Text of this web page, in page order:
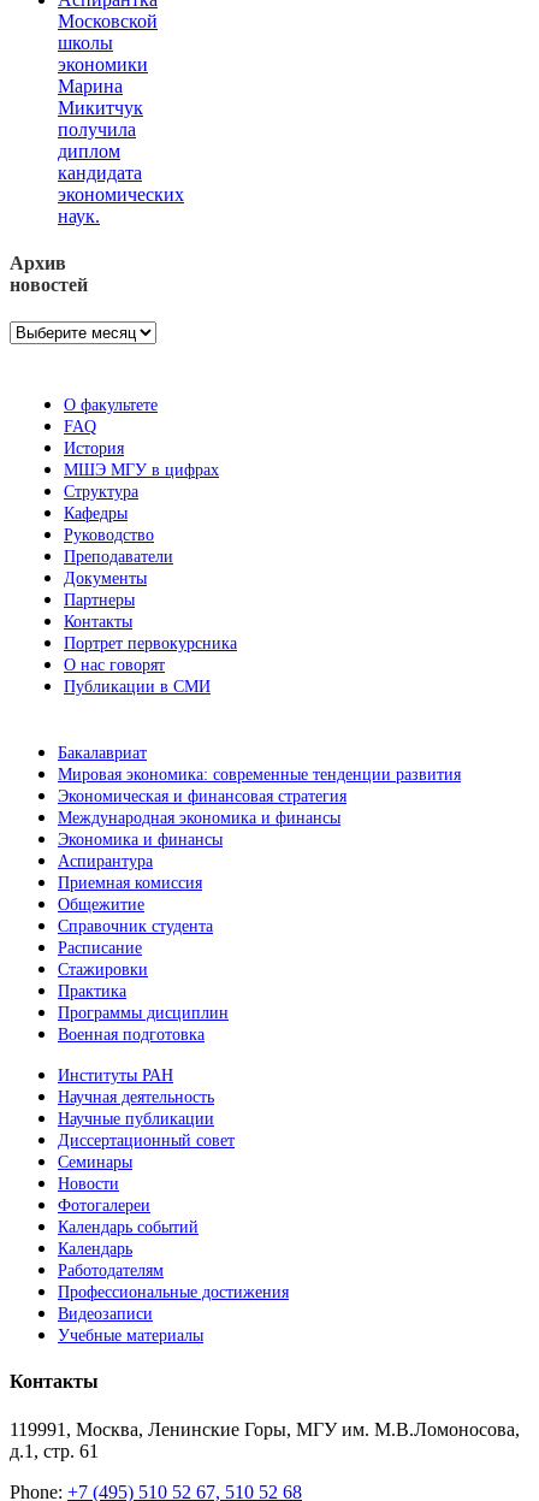
Московской
школы
экономики
Марина
Микитчук
получила
диплом
кандидата
экономических
наук.
Архив
новостей
Архив
О факультете
FAQ
История
МШЭ МГУ в цифрах
Структура
Кафедры
Руководство
Преподаватели
Документы
Партнеры
Контакты
Портрет первокурсника
О нас говорят
Публикации в СМИ
Бакалавриат
Мировая экономика: современные тенденции развития
Экономическая и финансовая стратегия
Международная экономика и финансы
Экономика и финансы
Аспирантура
Приемная комиссия
Общежитие
Справочник студента
Расписание
Стажировки
Практика
Программы дисциплин
Военная подготовка
Институты РАН
Научная деятельность
Научные публикации
Диссертационный совет
Семинары
Новости
Фотогалереи
Календарь событий
Календарь
Работодателям
Профессиональные достижения
Видеозаписи
Учебные материалы
Контакты
119991, Москва, Ленинские Горы, МГУ им. М.В.Ломоносова,
д.1, стр. 61
Phone: +7 (495) 510 52 67, 510 52 68